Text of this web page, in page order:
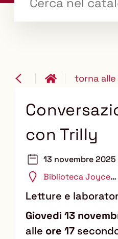
il tuo libro
torna alle
con Trilly
13 novembre 2025
17:00
Biblioteca Joyce
Letture e
Giovedì 13
alle ore 17